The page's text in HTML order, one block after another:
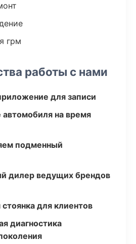
грм
работы с нами
для записи
автомобиля на время
подменный
дилер ведущих брендов
для клиентов
диагностика